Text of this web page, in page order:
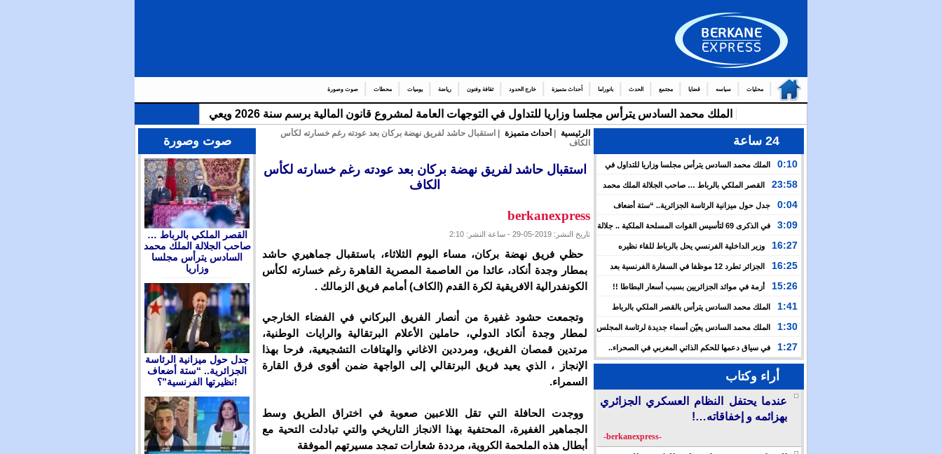
محليات سياسه قضايا مجتمع الحدث بانوراما أحداث متميزة خارج الحدود ثقافة وفنون رياضة يوميات محطات صوت وصورة
24 ساعة
0:10
الملك محمد السادس يترأس مجلسا وزاريا للتداول في
23:58
القصر الملكي بالرباط … صاحب الجلالة الملك محمد
السادس يترأس مجلسا وزاريا
0:04
جدل حول ميزانية الرئاسة الجزائرية.. “ستة أضعاف
نظيرتها الفرنسية”؟!
3:09
في الذكرى 69 لتأسيس القوات المسلحة الملكية .. جلالة
الملك يدعو لمواصلة التعبئة من أجل تعزيز قوة الجيش وينوه بورش
16:27
وزير الداخلية الفرنسي يحل بالرباط للقاء نظيره
المغربي.. ولفتيت يقترح مراجعة مجموعة من الاتفاقيات بين
16:25
الجزائر تطرد 12 موظفا في السفارة الفرنسية بعد
اعتقال مسؤولها القنصلي وباريس تهدد إما التراجع أو الرد بقوة
15:26 أزمة في موائد الجزائريين بسبب أسعار البطاطا !!
1:41
الملك محمد السادس يترأس بالقصر الملكي بالرباط
حفلا دينيا إحياء لليلة القدر
1:30
الملك محمد السادس يعيّن أسماء جديدة لرئاسة المجلس
الأعلى للتكوين والبحث العلمي والمندوبية الوزارية لحقوق الإنسان
1:27
في سياق دعمها للحكم الذاتي المغربي في الصحراء..
إسبانيا تشرع في إدراج “المسيرة الخضراء” ضمن مقرراتها
الدراسيةأراء وكتاب
عندما يحتفل النظام العسكري الجزائري
بهزائمه و إخفاقاته…!
-berkanexpress-
الرئيسية أحداث متميزة
| استقبال حاشد لفريق نهضة بركان بعد عودته رغم خسارته لكأس
الكاف
استقبال حاشد لفريق نهضة بركان بعد عودته رغم خسارته لكأس
الكاف
berkanexpress
تاريخ النشر: 2019-05-29 - ساعة النشر: 2:10
حظي فريق نهضة بركان، مساء اليوم الثلاثاء، باستقبال جماهيري حاشد
بمطار وجدة أنكاد، عائدا من العاصمة المصرية القاهرة رغم خسارته لكأس
الكونفدرالية الافريقية لكرة القدم (الكاف) أمامم فريق الزمالك .
وتجمعت حشود غفيرة من أنصار الفريق البركاني في الفضاء الخارجي
لمطار وجدة أنكاد الدولي، حاملين الأعلام البرتقالية والرايات الوطنية،
مرتدين قمصان الفريق، ومرددين الاغاني والهتافات التشجيعية، فرحا بهذا
الإنجاز ، الذي يعيد فريق البرتقالي إلى الواجهة ضمن أقوى فرق القارة
السمراء.
ووجدت الحافلة التي تقل اللاعبين صعوبة في اختراق الطريق وسط
الجماهير الغفيرة، المحتفية بهذا الانجاز التاريخي والتي تبادلت التحية مع
أبطال هذه الملحمة الكروية، مرددة شعارات تمجد مسيرتهم الموفقة
صوت وصورة
القصر الملكي بالرباط …
صاحب الجلالة الملك محمد
السادس يترأس مجلسا
وزاريا
جدل حول ميزانية الرئاسة
الجزائرية.. “ستة أضعاف
نظيرتها الفرنسية”؟!